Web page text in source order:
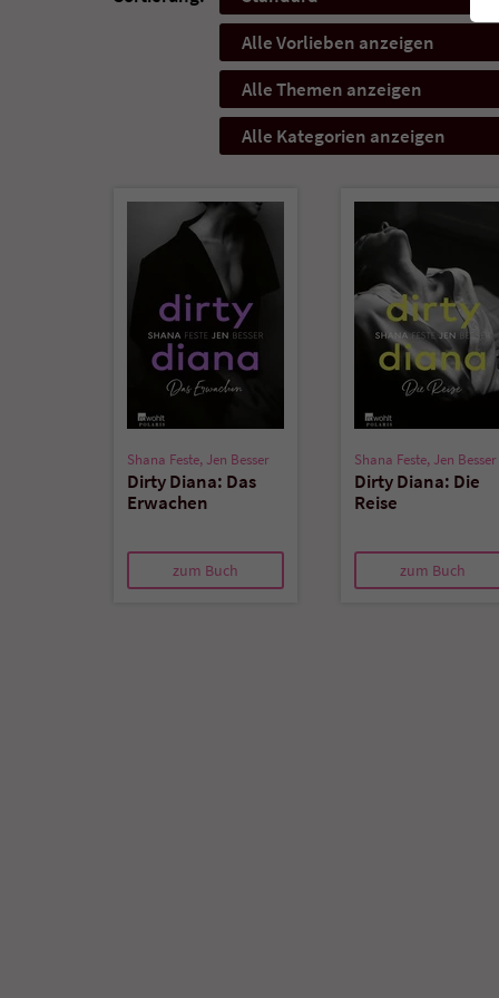
Alle Vorlieben anzeigen
Alle Themen anzeigen
Alle Kategorien anzeigen
Shana Feste, Jen Besser
Dirty Diana: Das
Erwachen
zum Buch
Shana Feste, Jen Besser
Dirty Diana: Die
Reise
zum Buch